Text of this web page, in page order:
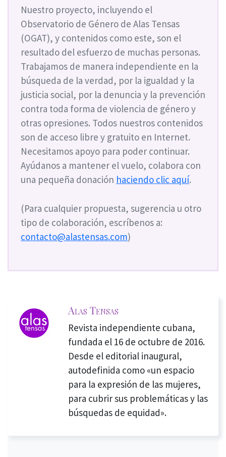
Nuestro proyecto, incluyendo el
Observatorio de Género de Alas Tensas
(OGAT), y contenidos como este, son el
resultado del esfuerzo de muchas personas.
Trabajamos de manera independiente en la
búsqueda de la verdad, por la igualdad y la
justicia social, por la denuncia y la prevención
contra toda forma de violencia de género y
otras opresiones. Todos nuestros contenidos
son de acceso libre y gratuito en Internet.
Necesitamos apoyo para poder continuar.
Ayúdanos a mantener el vuelo, colabora con
una pequeña donación haciendo clic aquí.
(Para cualquier propuesta, sugerencia u otro
tipo de colaboración, escríbenos a:
contacto@alastensas.com)
Alas Tensas
Revista independiente cubana,
fundada el 16 de octubre de 2016.
Desde el editorial inaugural,
autodefinida como «un espacio
para la expresión de las mujeres,
para cubrir sus problemáticas y las
búsquedas de equidad».